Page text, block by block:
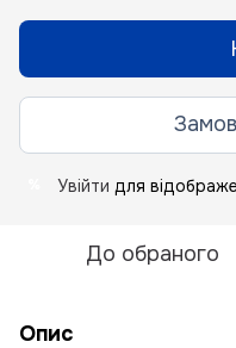
Увійти для
До обраного
Опис